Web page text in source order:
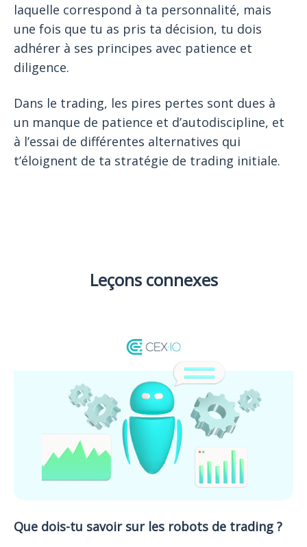
laquelle correspond à ta personnalité, mais
une fois que tu as pris ta décision, tu dois
adhérer à ses principes avec patience et
diligence.
Dans le trading, les pires pertes sont dues à
un manque de patience et d’autodiscipline, et
à l’essai de différentes alternatives qui
t’éloignent de ta stratégie de trading initiale.
Leçons connexes
Que dois-tu savoir sur les robots de trading ?